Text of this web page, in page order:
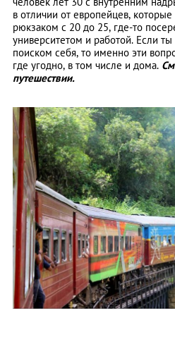
в отличии от европейцев,
рюкзаком с 20 до 25, где-то
университетом и работой. Если
поиском себя, то именно эти
где угодно, в том числе и дома.
путешествии.